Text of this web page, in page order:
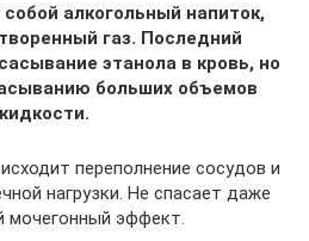
алкогольный напиток,
газ. Последний
этанола в кровь, но
больших объемов
переполнение сосудов и
нагрузки. Не спасает даже
мочегонный эффект.